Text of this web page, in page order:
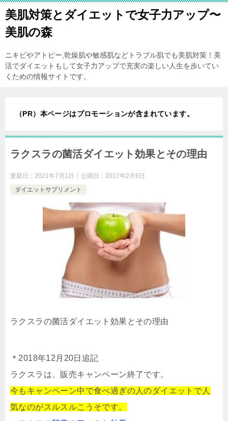
美肌対策とダイエットで女子力アップ〜
美肌の森
ニキビやアトピー,乾燥肌や敏感肌などトラブル肌でも美肌対策！美
活でダイエットもして女子力アップで充実の楽しい人生を歩いてい
くための情報サイトです。
（PR）本ページはプロモーションが含まれています。
ラクスラの菌活ダイエット効果とその理由
更新日： 2021年7月1日 公開日： 2017年2月6日
ダイエットサプリメント
ラクスラの菌活ダイエット効果とその理由
＊2018年12月20日追記
ラクスラは、販売キャンペーン終了です。
今もキャンペーン中で食べ過ぎの人のダイエットで人
気なのがスルスルこうそです。